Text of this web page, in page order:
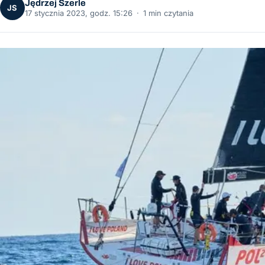
JS
Jędrzej Szerle
17 stycznia 2023, godz. 15:26 · 1 min czytania